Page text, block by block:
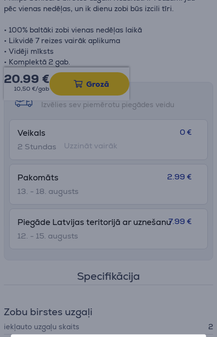
pēc vienas nedēļas, un ik dienu zobi būs izcili tīri.
• 100% baltāki zobi vienas nedēļas laikā
• Likvidē 7 reizes vairāk aplikuma
• Vidēji mīksts
• Komplektā 2 gab.
20.99 €
10,50 €/gab Grozā
Saņemšanas iespējas
Izvēlies sev piemērotu piegādes veidu
Veikals
2 Stundas
0 €
Uzzināt vairāk
Pakomāts
13. - 18. augusts
2.99 €
Piegāde Latvijas teritorijā ar uznešanu
12. - 15. augusts
7.99 €
Specifikācija
Zobu birstes uzgaļi
iekļauto uzgaļu skaits
2